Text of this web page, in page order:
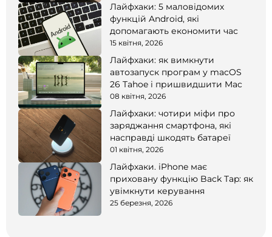
Лайфхаки: 5 маловідомих
функцій Android, які
допомагають економити час
15 квітня, 2026
Лайфхаки: як вимкнути
автозапуск програм у macOS
26 Tahoe і пришвидшити Mac
08 квітня, 2026
Лайфхаки: чотири міфи про
заряджання смартфона, які
насправді шкодять батареї
01 квітня, 2026
Лайфхаки. iPhone має
приховану функцію Back Tap: як
увімкнути керування
25 березня, 2026